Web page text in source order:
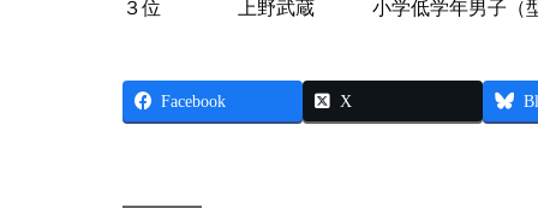
３位 上野武蔵 小学低学年男子（型
Facebook X